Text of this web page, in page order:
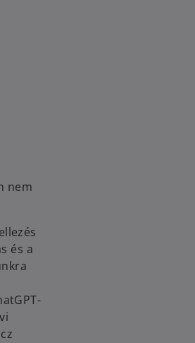
nem
és a